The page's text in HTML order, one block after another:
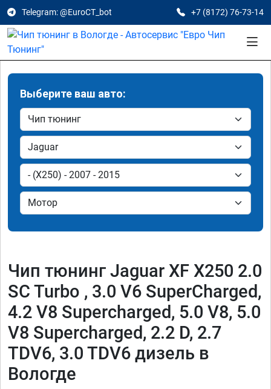
Telegram: @EuroCT_bot +7 (8172) 76-73-14
Выберите ваш авто:
Чип тюнинг Jaguar XF X250 2.0
SC Turbo , 3.0 V6 SuperCharged,
4.2 V8 Supercharged, 5.0 V8, 5.0
V8 Supercharged, 2.2 D, 2.7
TDV6, 3.0 TDV6 дизель в
Вологде